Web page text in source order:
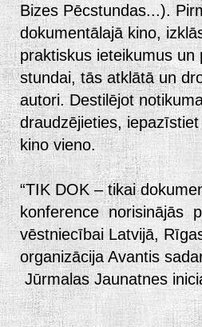
Bizes Pēcstundas...).
dokumentālajā kino,
praktiskus ieteikumus
stundai, tās atklātā un
autori. Destilējot
draudzējieties,
kino vieno.
“TIK DOK – tikai
konference norisinājās
vēstniecībai Latvijā,
organizācija Avantis
Jūrmalas Jaunatnes